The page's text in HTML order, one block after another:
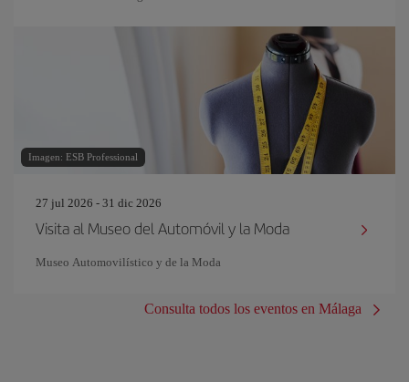
Imagen: ESB Professional
27 jul 2026 - 31 dic 2026
Visita al Museo del Automóvil y la Moda
Museo Automovilístico y de la Moda
Consulta todos los eventos en Málaga